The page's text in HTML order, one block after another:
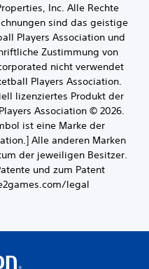
Inc. Alle Rechte
sind das geistige
Players Association und
Zustimmung von
nicht verwendet
Players Association.
lizenziertes Produkt der
Association © 2026.
ist eine Marke der
Alle anderen Marken
der jeweiligen Besitzer.
und zum Patent
legal